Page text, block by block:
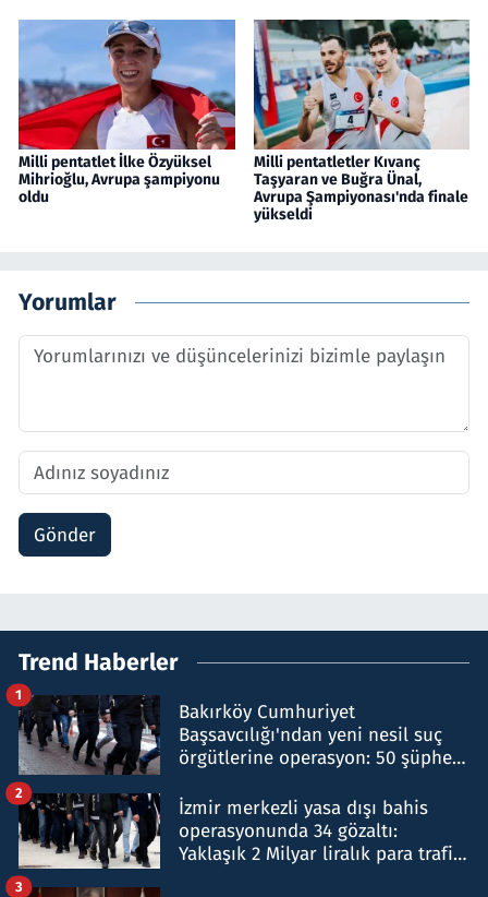
Milli pentatlet İlke Özyüksel
Mihrioğlu, Avrupa şampiyonu
oldu
Milli pentatletler Kıvanç
Taşyaran ve Buğra Ünal,
Avrupa Şampiyonası'nda finale
yükseldi
Yorumlar
Gönder
Trend Haberler
Bakırköy Cumhuriyet
Başsavcılığı'ndan yeni nesil suç
örgütlerine operasyon: 50 şüpheli
1
İzmir merkezli yasa dışı bahis
operasyonunda 34 gözaltı:
Yaklaşık 2 Milyar liralık para trafiği
2
3